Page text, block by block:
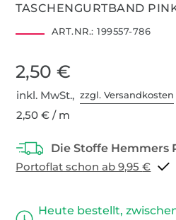
TASCHENGURTBAND
ART.NR.: 199557-786
2,50 €
inkl. MwSt.,zzgl. Versandkosten
2,50 € / m
Portoflat schon ab 9,95 €
Heute bestellt,